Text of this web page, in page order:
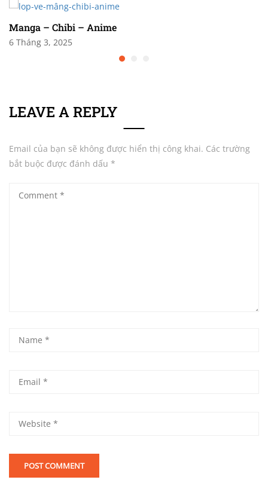
Manga – Chibi – Anime
6 Tháng 3, 2025
LEAVE A REPLY
Email của bạn sẽ không được hiển thị công khai. Các trường
bắt buộc được đánh dấu *